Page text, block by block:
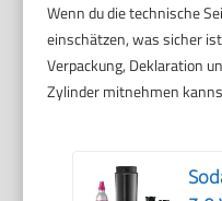
Wenn du die technische
einschätzen, was sicher
Verpackung, Deklaration
Zylinder mitnehmen